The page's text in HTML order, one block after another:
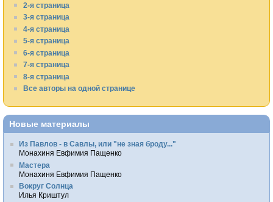
2-я страница
3-я страница
4-я страница
5-я страница
6-я страница
7-я страница
8-я страница
Все авторы на одной странице
Новые материалы
Из Павлов - в Савлы, или "не зная броду..."
Монахиня Евфимия Пащенко
Мастера
Монахиня Евфимия Пащенко
Вокруг Солнца
Илья Криштул